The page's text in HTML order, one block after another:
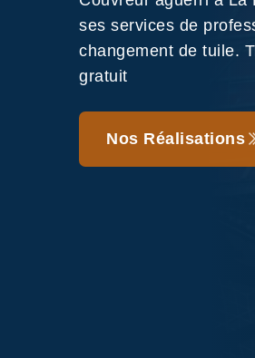
ses services de
changement de tuile.
gratuit
Nos Réalisations